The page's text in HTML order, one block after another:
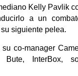
Kelly Pavlik
a un
siguiente pelea.
co-manager
InterBox,